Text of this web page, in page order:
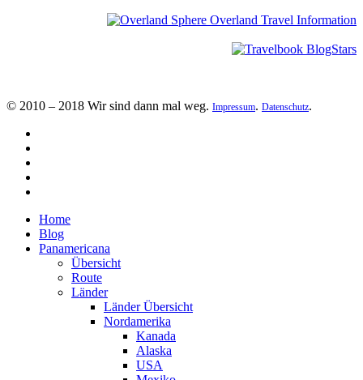
© 2010 – 2018 Wir sind dann mal weg. Impressum. Datenschutz.
Home
Blog
Panamericana
Übersicht
Route
Länder
Länder Übersicht
Nordamerika
Kanada
Alaska
USA